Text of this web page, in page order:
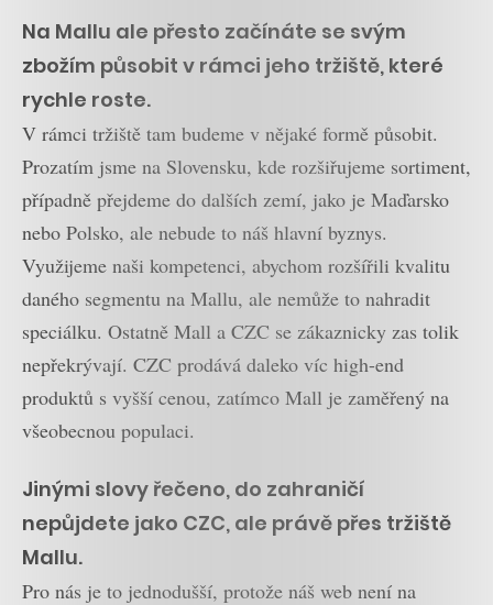
Na Mallu ale přesto začínáte se svým
zbožím působit v rámci jeho tržiště, které
rychle roste.
V rámci tržiště tam budeme v nějaké formě působit.
Prozatím jsme na Slovensku, kde rozšiřujeme sortiment,
případně přejdeme do dalších zemí, jako je Maďarsko
nebo Polsko, ale nebude to náš hlavní byznys.
Využijeme naši kompetenci, abychom rozšířili kvalitu
daného segmentu na Mallu, ale nemůže to nahradit
speciálku. Ostatně Mall a CZC se zákaznicky zas tolik
nepřekrývají. CZC prodává daleko víc high-end
produktů s vyšší cenou, zatímco Mall je zaměřený na
všeobecnou populaci.
Jinými slovy řečeno, do zahraničí
nepůjdete jako CZC, ale právě přes tržiště
Mallu.
Pro nás je to jednodušší, protože náš web není na